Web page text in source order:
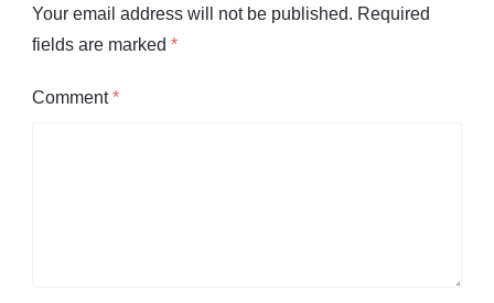
Your email address will not be published. Required
fields are marked *
Comment*